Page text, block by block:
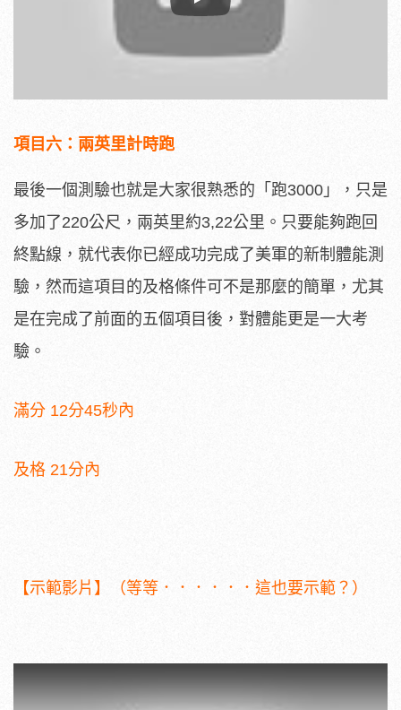
Play
項目六：兩英里計時跑
最後一個測驗也就是大家很熟悉的「跑3000」，只是
多加了220公尺，兩英里約3,22公里。只要能夠跑回
終點線，就代表你已經成功完成了美軍的新制體能測
驗，然而這項目的及格條件可不是那麼的簡單，尤其
是在完成了前面的五個項目後，對體能更是一大考
驗。
滿分 12分45秒內
及格 21分內
【示範影片】（等等．．．．．．這也要示範？）